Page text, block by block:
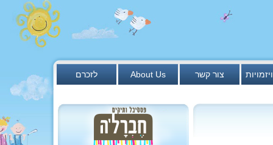
לזכרם About Us צור קשר